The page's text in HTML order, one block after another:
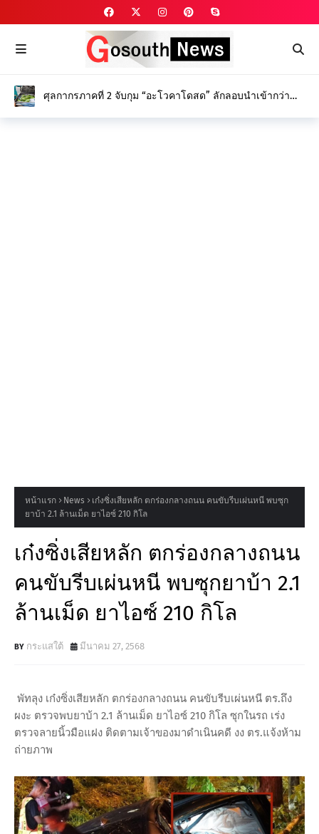
ศุลกากรภาคที่ 2 จับกุม “อะโวคาโดสด” ลักลอบนำเข้ากว่า
หน้าแรก News
เก๋งซิ่งเสียหลัก ตกร่องกลางถนน คนขับรีบเผ่นหนี พบซุก
ยาบ้า 2.1 ล้านเม็ด ยาไอซ์ 210 กิโล
เก๋งซิ่งเสียหลัก ตกร่องกลางถนน
คนขับรีบเผ่นหนี พบซุกยาบ้า 2.1
ล้านเม็ด ยาไอซ์ 210 กิโล
กระแสใต้ มีนาคม 27, 2568
พัทลุง เก๋งซิ่งเสียหลัก ตกร่องกลางถนน คนขับรีบเผ่นหนี ตร.ถึง
ผงะ ตรวจพบยาบ้า 2.1 ล้านเม็ด ยาไอซ์ 210 กิโล ซุกในรถ เร่ง
ตรวจลายนิ้วมือแฝง ติดตามเจ้าของมาดำเนินคดี งง ตร.แจ้งห้าม
ถ่ายภาพ